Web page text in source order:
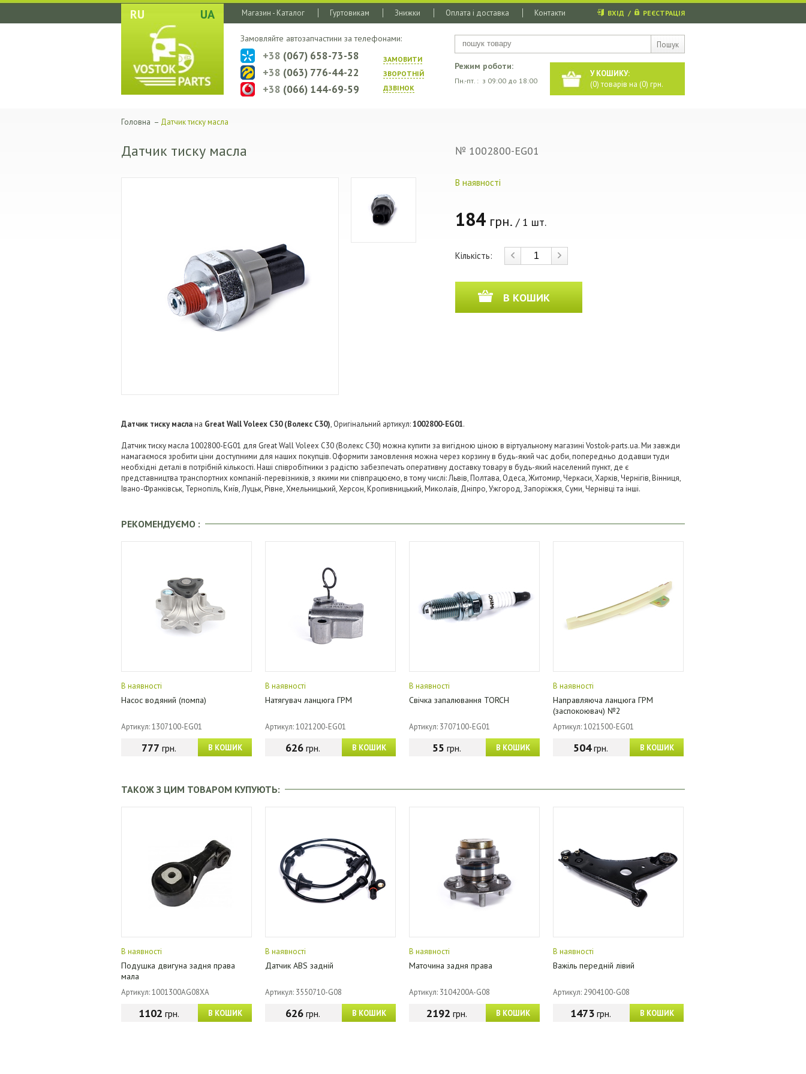
RU UA
Пошук
Магазин - Каталог Гуртовикам Знижки Оплата і доставка Контакти ВХІД / РЕЄСТРАЦІЯ
У КОШИКУ:
(0) товарів на (0) грн.
Режим роботи:
Пн.-пт. : з 09:00 до 18:00
Замовляйте автозапчастини за телефонами:
ЗАМОВИТИ
ЗВОРОТНIЙ
ДЗВIНОК
+38 (067) 658-73-58
+38 (063) 776-44-22
+38 (066) 144-69-59
Головна – Датчик тиску масла
Датчик тиску масла № 1002800-EG01
В наявності
184 грн. / 1 шт.
Кількість:
В КОШИК
Датчик тиску маслана Great Wall Voleex C30 (Волекс C30), Оригінальний артикул:1002800-EG01.
Датчик тиску масла 1002800-EG01 для Great Wall Voleex C30 (Волекс C30) можна купити за вигідною ціною в віртуальному магазині Vostok-parts.ua. Ми завжди
намагаємося зробити ціни доступними для наших покупців. Оформити замовлення можна через корзину в будь-який час доби, попередньо додавши туди
необхідні деталі в потрібній кількості. Наші співробітники з радістю забезпечать оперативну доставку товару в будь-який населений пункт, де є
представництва транспортних компаній-перевізників, з якими ми співпрацюємо, в тому числі: Львів, Полтава, Одеса, Житомир, Черкаси, Харків, Чернігів, Вінниця,
Івано-Франківськ, Тернопіль, Київ, Луцьк, Рівне, Хмельницький, Херсон, Кропивницький, Миколаїв, Дніпро, Ужгород, Запоріжжя, Суми, Чернівці та інші.
РЕКОМЕНДУЄМО :
В наявності
Насос водяний (помпа)
Артикул: 1307100-EG01
В КОШИК
777 грн.
В наявності
Натягувач ланцюга ГРМ
Артикул: 1021200-EG01
В КОШИК
626грн.
В наявності
Свічка запалювання TORCH
Артикул: 3707100-EG01
В КОШИК
55 грн.
В наявності
Направляюча ланцюга ГРМ
(заспокоювач) №2
Артикул: 1021500-EG01
В КОШИК
504грн.
ТАКОЖ З ЦИМ ТОВАРОМ КУПУЮТЬ:
В наявності
Подушка двигуна задня права
мала
Артикул: 1001300AG08XA
В КОШИК
1102 грн.
В наявності
Датчик ABS задній
Артикул: 3550710-G08
В КОШИК
626грн.
В наявності
Маточина задня права
Артикул: 3104200A-G08
В КОШИК
2192 грн.
В наявності
Важіль передній лівий
Артикул: 2904100-G08
В КОШИК
1473грн.